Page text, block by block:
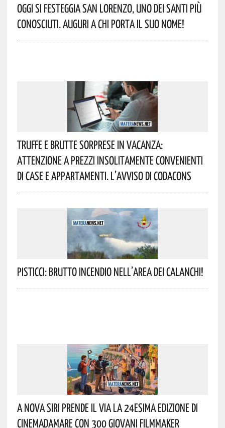
Oggi Si Festeggia San Lorenzo, Uno Dei Santi Più
Conosciuti. Auguri A Chi Porta Il Suo Nome!
Truffe E Brutte Sorprese In Vacanza:
Attenzione A Prezzi Insolitamente Convenienti
Di Case E Appartamenti. L’avviso Di Codacons
Pisticci: Brutto Incendio Nell’area Dei Calanchi!
A Nova Siri Prende Il Via La 24esima Edizione Di
Cinemadamare Con 300 Giovani Filmmaker